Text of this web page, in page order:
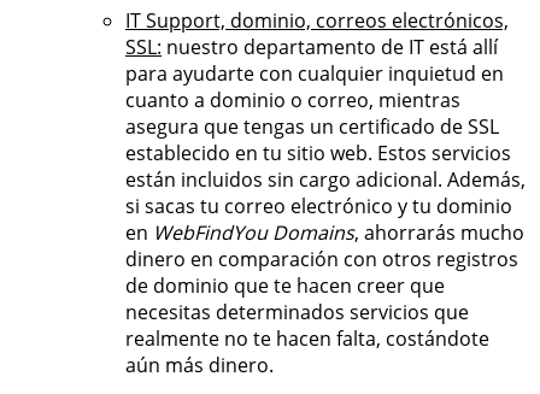
IT Support, dominio, correos electrónicos,
SSL: nuestro departamento de IT está allí
para ayudarte con cualquier inquietud en
cuanto a dominio o correo, mientras
asegura que tengas un certificado de SSL
establecido en tu sitio web. Estos servicios
están incluidos sin cargo adicional. Además,
si sacas tu correo electrónico y tu dominio
en WebFindYou Domains, ahorrarás mucho
dinero en comparación con otros registros
de dominio que te hacen creer que
necesitas determinados servicios que
realmente no te hacen falta, costándote
aún más dinero.